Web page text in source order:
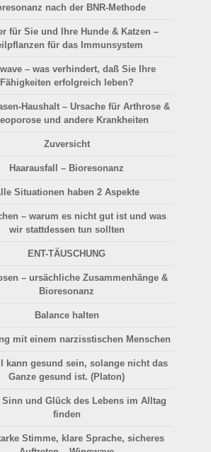
nach der BNR-Methode
für Sie und Ihre Hunde & Katzen –
für das Immunsystem
– was verhindert, daß Sie Ihre
Fähigkeiten erfolgreich leben?
Haushalt – Ursache für Arthrose &
und andere Krankheiten
Zuversicht
Haarausfall – Bioresonanz
Situationen haben 2 Aspekte
– warum es nicht gut ist und was
wir stattdessen tun sollten
ENT-TÄUSCHUNG
– ursächliche Zusammenhänge &
Bioresonanz
Balance halten
mit einem narzisstischen Menschen
kann gesund sein, solange nicht das
Ganze gesund ist. (Platon)
Sinn und Glückdes Lebens im Alltag
finden
Stimme, klare Sprache, sicheres